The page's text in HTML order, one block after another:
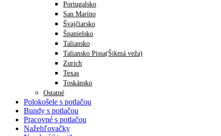
Portugalsko
San Maríno
Švajčiarsko
Španielsko
Taliansko
Taliansko Pissa(Šikmá veža)
Zurich
Texas
Toskánsko
Ostatné
Polokošele s potlačou
Bundy s potlačou
Pracovné s potlačou
Nažehľovačky